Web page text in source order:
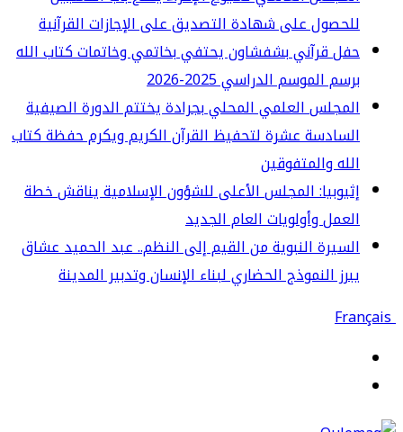
على شهادة التصديق على الإجازات القرآنية
قرآني بشفشاون يحتفي بخاتمي وخاتمات كتاب الله
الموسم الدراسي 2025-2026
العلمي المحلي بجرادة يختتم الدورة الصيفية
عشرة لتحفيظ القرآن الكريم ويكرم حفظة كتاب
والمتفوقين
المجلس الأعلى للشؤون الإسلامية يناقش خطة
وأولويات العام الجديد
النبوية من القيم إلى النظم.. عبد الحميد عشاق
النموذج الحضاري لبناء الإنسان وتدبير المدينة